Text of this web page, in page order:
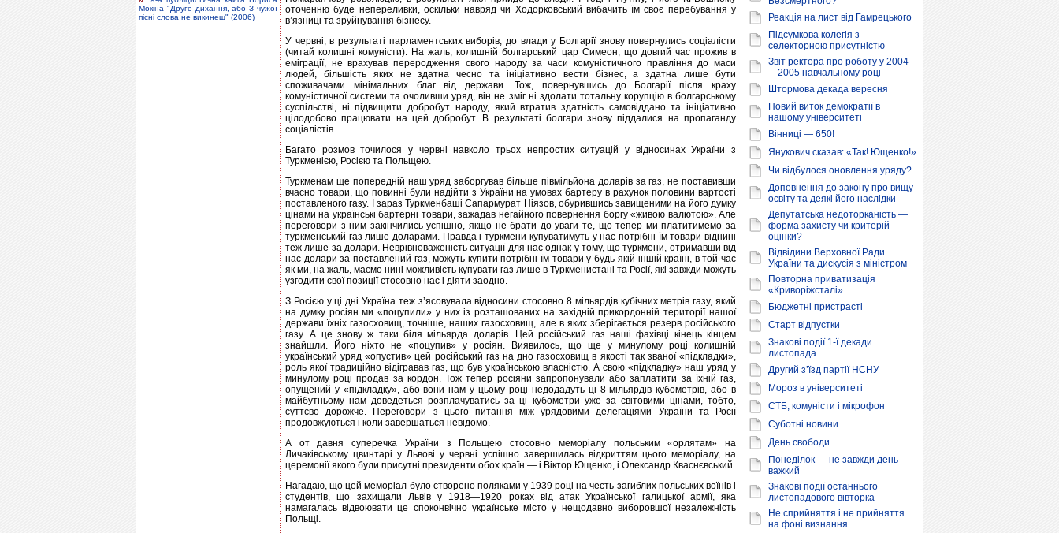
Мокіна "Друге дихання, або З чужої
пісні слова не викинеш" (2006)
оточенню буде непереливки, оскільки навряд чи Ходорковський вибачить їм своє перебування у
в’язниці та зруйнування бізнесу.
У червні, в результаті парламентських виборів, до влади у Болгарії знову повернулись соціалісти
(читай колишні комуністи). На жаль, колишній болгарський цар Симеон, що довгий час прожив в
еміграції, не врахував переродження свого народу за часи комуністичного правління до маси
людей, більшість яких не здатна чесно та ініціативно вести бізнес, а здатна лише бути
споживачами мінімальних благ від держави. Тож, повернувшись до Болгарії після краху
комуністичної системи та очоливши уряд, він не зміг ні здолати тотальну корупцію в болгарському
суспільстві, ні підвищити добробут народу, який втратив здатність самовіддано та ініціативно
цілодобово працювати на цей добробут. В результаті болгари знову піддалися на пропаганду
соціалістів.
Багато розмов точилося у червні навколо трьох непростих ситуацій у відносинах України з
Туркменією, Росією та Польщею.
Туркменам ще попередній наш уряд заборгував більше півмільйона доларів за газ, не поставивши
вчасно товари, що повинні були надійти з України на умовах бартеру в рахунок половини вартості
поставленого газу. І зараз Туркменбаші Сапармурат Ніязов, обурившись завищеними на його думку
цінами на українські бартерні товари, зажадав негайного повернення боргу «живою валютою». Але
переговори з ним закінчились успішно, якщо не брати до уваги те, що тепер ми платитимемо за
туркменський газ лише доларами. Правда і туркмени купуватимуть у нас потрібні їм товари віднині
теж лише за долари. Неврівноваженість ситуації для нас однак у тому, що туркмени, отримавши від
нас долари за поставлений газ, можуть купити потрібні їм товари у будь-якій іншій країні, в той час
як ми, на жаль, маємо нині можливість купувати газ лише в Туркменистані та Росії, які завжди можуть
узгодити свої позиції стосовно нас і діяти заодно.
З Росією у ці дні Україна теж з’ясовувала відносини стосовно 8 мільярдів кубічних метрів газу, який
на думку росіян ми «поцупили» у них із розташованих на західній прикордонній території нашої
держави їхніх газосховищ, точніше, наших газосховищ, але в яких зберігається резерв російського
газу. А це знову ж таки біля мільярда доларів. Цей російський газ наші фахівці кінець кінцем
знайшли. Його ніхто не «поцупив» у росіян. Виявилось, що ще у минулому році колишній
український уряд «опустив» цей російський газ на дно газосховищ в якості так званої «підкладки»,
роль якої традиційно відігравав газ, що був українською власністю. А свою «підкладку» наш уряд у
минулому році продав за кордон. Тож тепер росіяни запропонували або заплатити за їхній газ,
опущений у «підкладку», або вони нам у цьому році недодадуть ці 8 мільярдів кубометрів, або в
майбутньому нам доведеться розплачуватись за ці кубометри уже за світовими цінами, тобто,
суттєво дорожче. Переговори з цього питання між урядовими делегаціями України та Росії
продовжуються і коли завершаться невідомо.
А от давня суперечка України з Польщею стосовно меморіалу польським «орлятам» на
Личаківському цвинтарі у Львові у червні успішно завершилась відкриттям цього меморіалу, на
церемонії якого були присутні президенти обох країн — і Віктор Ющенко, і Олександр Кваснєвський.
Нагадаю, що цей меморіал було створено поляками у 1939 році на честь загиблих польських воїнів і
студентів, що захищали Львів у 1918—1920 роках від атак Української галицької армії, яка
намагалась відвоювати це споконвічно українське місто у нещодавно виборовшої незалежність
Польщі.
Реакція на лист від Гамрецького
Підсумкова колегія з
селекторною присутністю
Звіт ректора про роботу у 2004
—2005 навчальному році
Штормова декада вересня
Новий виток демократії в
нашому університеті
Вінниці — 650!
Янукович сказав: «Так! Ющенко!»
Чи відбулося оновлення уряду?
Доповнення до закону про вищу
освіту та деякі його наслідки
Депутатська недоторканість —
форма захисту чи критерій
оцінки?
Відвідини Верховної Ради
України та дискусія з міністром
Повторна приватизація
«Криворіжсталі»
Бюджетні пристрасті
Старт відпустки
Знакові події 1-ї декади
листопада
Другий з’їзд партії НСНУ
Мороз в університеті
СТБ, комуністи і мікрофон
Суботні новини
День свободи
Понеділок — не завжди день
важкий
Знакові події останнього
листопадового вівторка
Не сприйняття і не прийняття
на фоні визнання